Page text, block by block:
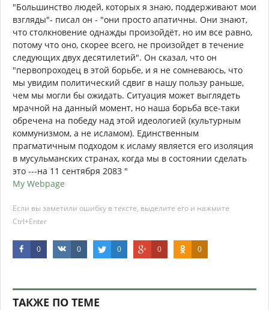
"Большинство людей, которых я знаю, поддерживают мои
взгляды"- писал он - "они просто апатичны. Они знают,
что столкновение однажды произойдёт, но им все равно,
потому что оно, скорее всего, не произойдет в течение
следующих двух десятилетий". Он сказал, что он
"первопроходец в этой борьбе, и я не сомневаюсь, что
мы увидим политический сдвиг в нашу пользу раньше,
чем мы могли бы ожидать. Ситуация может выглядеть
мрачной на данный момент, но наша борьба все-таки
обречена на победу над этой идеологией (культурным
коммунизмом, а не исламом). Единственным
прагматичным подходом к исламу является его изоляция
в мусульманских странах, когда мы в состоянии сделать
это ---на 11 сентября 2083 "
My Webpage
Если вы заметили ошибку в тексте, выделите его и нажмите
Ctrl+Enter
0 0 0 0 0
ТАКЖЕ ПО ТЕМЕ